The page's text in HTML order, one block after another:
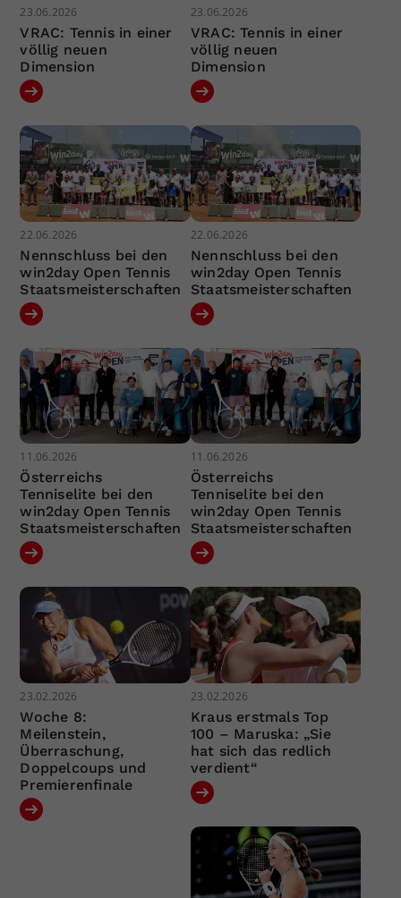
23.06.2026
VRAC: Tennis in einer
völlig neuen
Dimension
23.06.2026
VRAC: Tennis in einer
völlig neuen
Dimension
22.06.2026
Nennschluss bei den
win2day Open Tennis
Staatsmeisterschaften
22.06.2026
Nennschluss bei den
win2day Open Tennis
Staatsmeisterschaften
11.06.2026
Österreichs
Tenniselite bei den
win2day Open Tennis
Staatsmeisterschaften
11.06.2026
Österreichs
Tenniselite bei den
win2day Open Tennis
Staatsmeisterschaften
23.02.2026
Woche 8:
Meilenstein,
Überraschung,
Doppelcoups und
Premierenfinale
23.02.2026
Kraus erstmals Top
100 – Maruska: „Sie
hat sich das redlich
verdient“